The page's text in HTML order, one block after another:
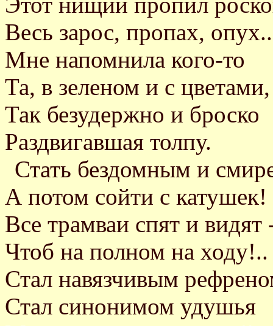
Весь зарос, пропах,
Мне напомнила кого-то
Та, в зеленом и с цветами,
Так безудержно и броско
Раздвигавшая толпу.
Стать бездомным и
А потом сойти с катушек!
Все трамваи спят и видят
Чтоб на полном на ходу!..
Стал навязчивым
Стал синонимом удушья